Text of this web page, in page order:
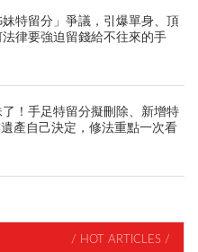
特留分」爭議，引爆單身、頂
律要強迫留錢給不往來的手
！手足特留分擬刪除、新增特
產自己決定，修法重點一次看
/ HOT ARTICLES /